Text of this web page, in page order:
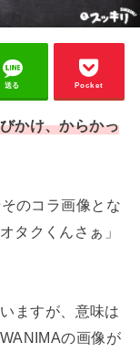
送る Pocket
かけ、からかっ
のコラ画像とな
タクくんさぁ」
ますが、意味は
の画像が